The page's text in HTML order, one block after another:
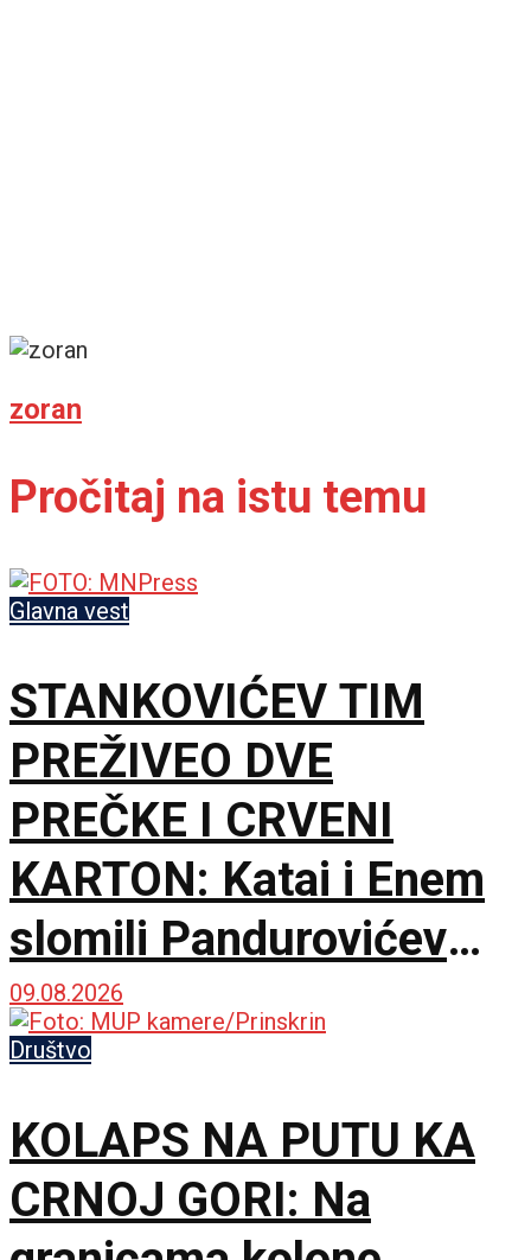
zoran
Pročitaj na istu temu
Glavna vest
STANKOVIĆEV TIM
PREŽIVEO DVE
PREČKE I CRVENI
KARTON: Katai i Enem
slomili Pandurovićev
bedem, Pazarci
promašivali u Ljutice
Bogdana!
09.08.2026
Društvo
KOLAPS NA PUTU KA
CRNOJ GORI: Na